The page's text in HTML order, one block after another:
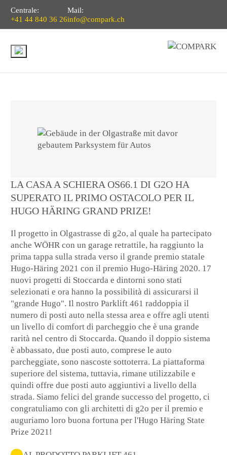
Centrale:
+41 44 840 36 26
Mail:
info@compark.ch
LA CASA A SCHIERA OS66.1 DI G2O HA
SUPERATO IL PRIMO OSTACOLO PER IL
HUGO HÄRING GRAND PRIZE!
Il progetto in Olgastrasse di g2o, al quale ha partecipato
anche WÖHR con un garage retrattile, ha raggiunto la
prima tappa sulla strada verso il grande premio statale
Hugo-Häring 2021 con il premio Hugo-Häring 2020. 17
nuovi progetti di Stoccarda e dintorni sono stati
selezionati e ora hanno la possibilità di assicurarsi il
"grande Hugo". Il nostro Parklift 461 raddoppia il
numero di posti auto nella stessa area e offre agli utenti
un livello di comfort di parcheggio che è una grande
rarità nel centro di Stoccarda. Quando il doppio sistema
è abbassato, due posti auto, comprese le auto
parcheggiate, sono nascoste sottoterra. La piattaforma
superiore del sistema, tuttavia, rimane utilizzabile e
quindi offre due posti auto aggiuntivi a livello della
strada. Siamo felici del grande successo del progetto, ci
congratuliamo con gli architetti di g2o per il premio e
auguriamo loro buona fortuna per l'Hugo Häring State
Prize 2021!